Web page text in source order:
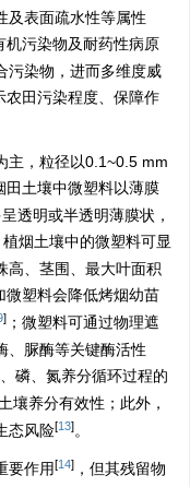
及表面疏水性等属性
机污染物及耐药性病原
污染物，进而多维度威
农田污染程度、保障作
主，粒径以0.1~0.5 mm
田土壤中微塑料以薄膜
透明或半透明薄膜状，
烟土壤中的微塑料可显
高、茎围、最大叶面积
微塑料会降低烤烟幼苗
] ；微塑料可通过物理遮
、脲酶等关键酶活性
磷、氮养分循环过程的
壤养分有效性；此外，
态风险[13]。
要作用[14] ，但其残留物